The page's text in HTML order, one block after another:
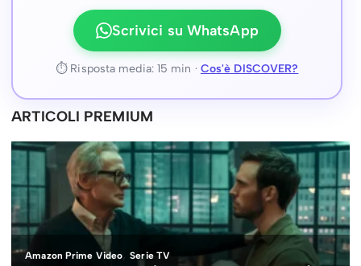
Scrivici su WhatsApp
⏱ Risposta media: 15 min · Cos'è DISCOVER?
ARTICOLI PREMIUM